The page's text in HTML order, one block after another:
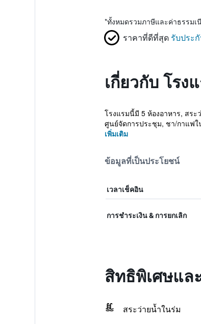
*ทั้งหมดรวมภาษีและค่าธรรมเ
ราคาที่ดีที่สุด รับประ
เกี่ยวกับ โร
โรงแรมนี้มี 5 ห้องอาหาร, สร
ศูนย์จัดการประชุม, ชา/กาแฟ
เพิ่มเติม
ข้อมูลที่เป็นประโยชน์
เวลาเช็คอิน
การชำระเงิน & การยกเลิก
สิทธิพิเศษแล
สระว่ายน้ำในร่ม